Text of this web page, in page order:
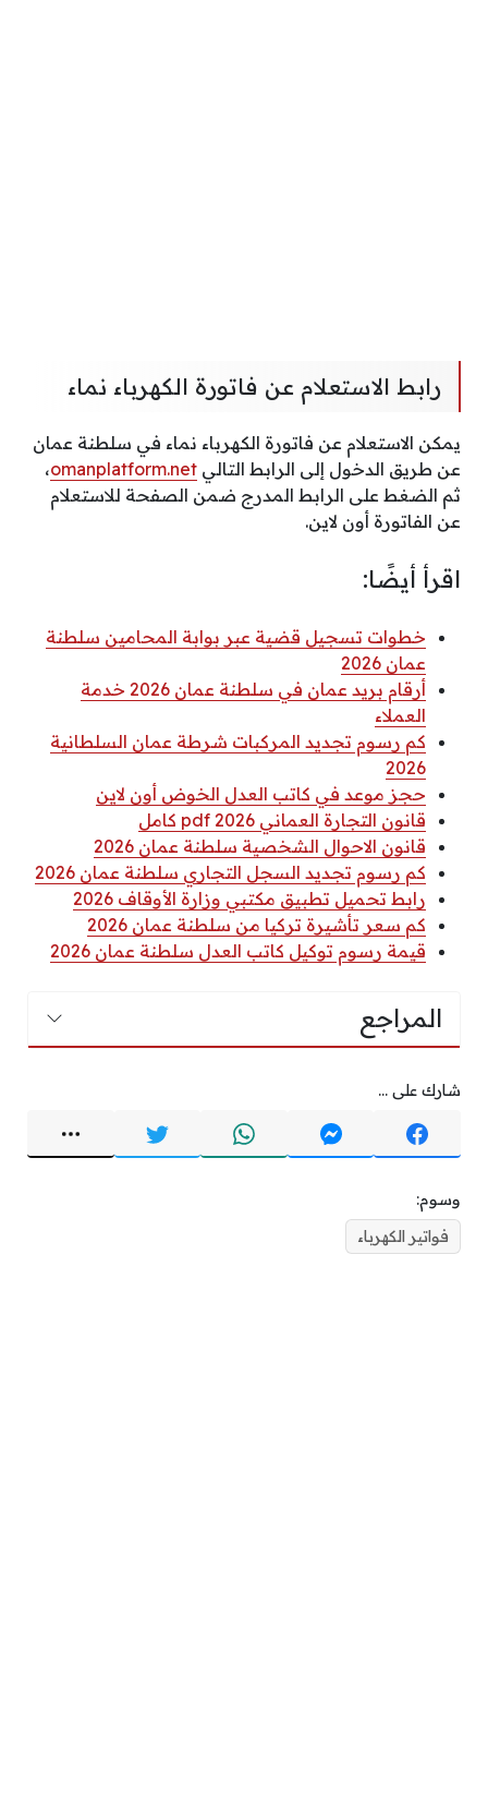
رابط الاستعلام عن فاتورة الكهرباء نماء
يمكن الاستعلام عن فاتورة الكهرباء نماء في سلطنة عمان
عن طريق الدخول إلى الرابط التالي omanplatform.net،
ثم الضغط على الرابط المدرج ضمن الصفحة للاستعلام
عن الفاتورة أون لاين.
اقرأ أيضًا:
خطوات تسجيل قضية عبر بوابة المحامين سلطنة
عمان 2026
أرقام بريد عمان في سلطنة عمان 2026 خدمة
العملاء
كم رسوم تجديد المركبات شرطة عمان السلطانية
2026
حجز موعد في كاتب العدل الخوض أون لاين
قانون التجارة العماني 2026 pdf كامل
قانون الاحوال الشخصية سلطنة عمان 2026
كم رسوم تجديد السجل التجاري سلطنة عمان 2026
رابط تحميل تطبيق مكتبي وزارة الأوقاف 2026
كم سعر تأشيرة تركيا من سلطنة عمان 2026
قيمة رسوم توكيل كاتب العدل سلطنة عمان 2026
المراجع
شارك على ...
وسوم:
فواتير الكهرباء